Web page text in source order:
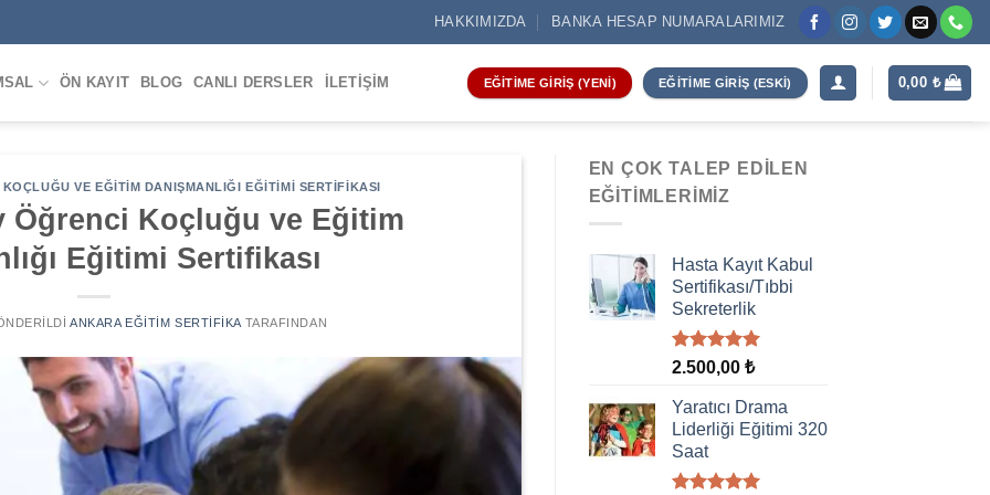
HAKKIMIZDA BANKA HESAP NUMARALARIMIZ
ÖN KAYIT BLOG CANLI DERSLER İLETIŞIM EĞITIME GIRIŞ (YENI) EĞITIME GIRIŞ (ESKI) 0,00 ₺
KOÇLUĞU VE EĞITIM DANIŞMANLIĞI EĞITIMI SERTIFIKASI
Öğrenci Koçluğu ve Eğitim
Eğitimi Sertifikası
ANKARA EĞITIM SERTIFIKA TARAFINDAN
EN ÇOK TALEP EDILEN
EĞITIMLERIMIZ
Hasta Kayıt Kabul
Sertifikası/Tıbbi
Sekreterlik
5 üzerinden
oy
aldı
2.500,00 ₺
Yaratıcı Drama
Liderliği Eğitimi 320
Saat